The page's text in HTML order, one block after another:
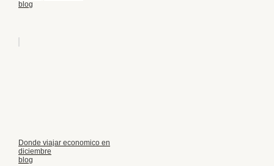
blog
Donde viajar economico en
diciembre
blog